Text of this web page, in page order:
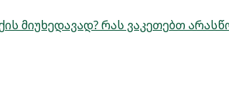
მიუხედავად? რას ვაკეთებთ